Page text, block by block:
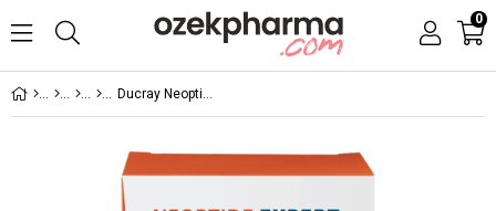
0
Ducray Neoptide Expert 50 ml 2'li